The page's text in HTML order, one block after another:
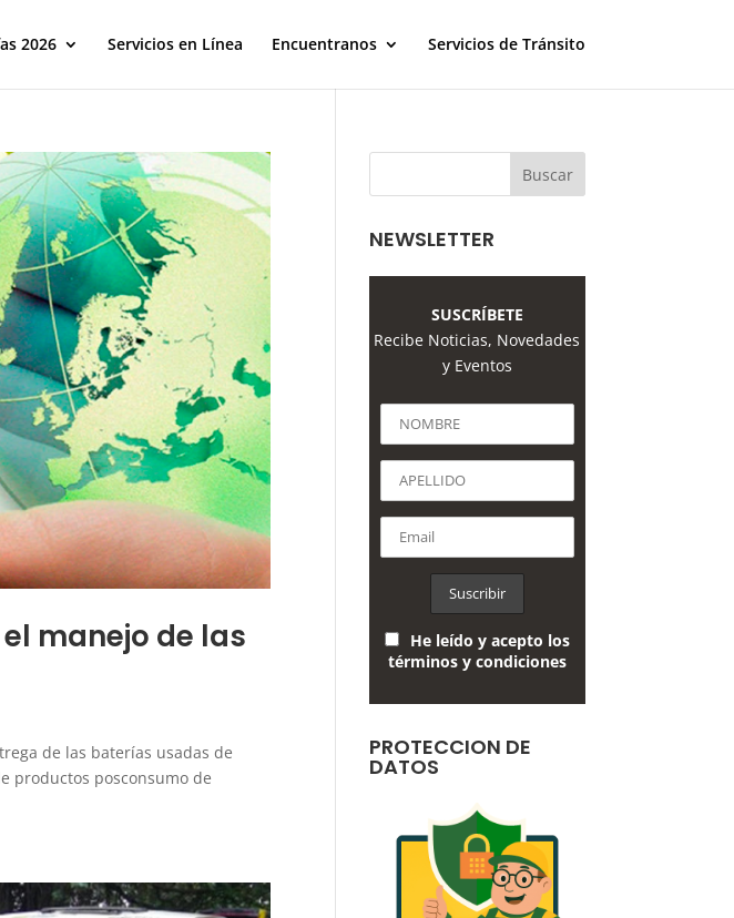
2026 Servicios en Línea Encuentranos Servicios de Tránsito
manejo de las
de las baterías usadas de
productos posconsumo de
NEWSLETTER
SUSCRÍBETE
Recibe Noticias, Novedades
y Eventos
He leído y acepto los
términos y condiciones
PROTECCION DE
DATOS